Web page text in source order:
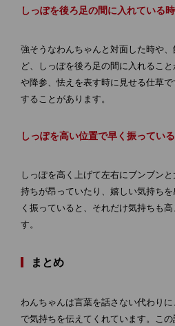
しっぽを後ろ足の間に入れている時
強そうなわんちゃんと対面した時や
ど、しっぽを後ろ足の間に入れるこ
や降参、怯えを表す時に見せる仕草で
することがあります。
しっぽを高い位置で早く振ってい
しっぽを高く上げて左右にブンブン
持ちが昂っていたり、嬉しい気持ち
く振っていると、それだけ気持ちも
す。
まとめ
わんちゃんは言葉を話さない代わり
で気持ちを伝えてくれています。こ